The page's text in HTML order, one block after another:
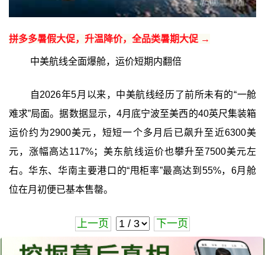
拼多多暑假大促，升温降价，全品类暑期大促 →
中美航线全面爆舱，运价短期内翻倍
自2026年5月以来，中美航线经历了前所未有的“一舱
难求”局面。据数据显示，4月底宁波至美西的40英尺集装箱
运价约为2900美元，短短一个多月后已飙升至近6300美
元，涨幅高达117%；美东航线运价也攀升至7500美元左
右。华东、华南主要港口的“甩柜率”最高达到55%，6月舱
位在月初便已基本售罄。
上一页 下一页